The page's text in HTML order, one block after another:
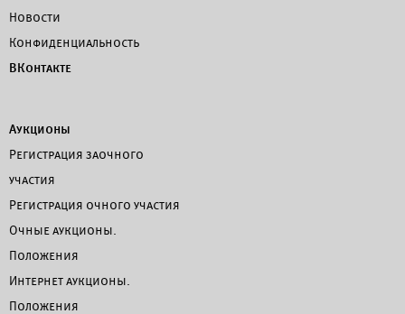
Новости
Конфиденциальность
ВКонтакте
Аукционы
Регистрация заочного
участия
Регистрация очного участия
Очные аукционы.
Положения
Интернет аукционы.
Положения